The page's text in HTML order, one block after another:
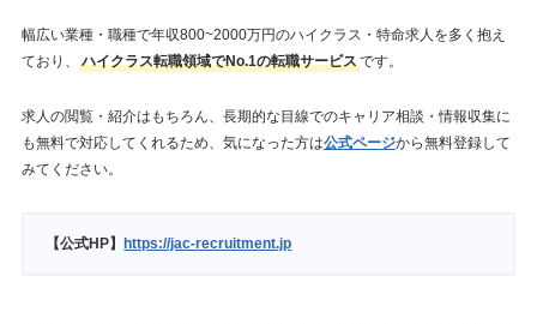
幅広い業種・職種で年収800~2000万円のハイクラス・特命求人を多く抱え
ており、
ハイクラス転職領域でNo.1の転職サービス です。
求人の閲覧・紹介はもちろん、長期的な目線でのキャリア相談・情報収集に
も無料で対応してくれるため、気になった方は公式ページから無料登録して
みてください。
【公式HP】 https://jac-recruitment.jp